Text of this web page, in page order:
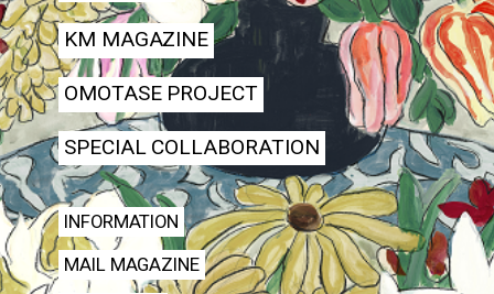
KM MAGAZINE
OMOTASE PROJECT
SPECIAL COLLABORATION
INFORMATION
MAIL MAGAZINE